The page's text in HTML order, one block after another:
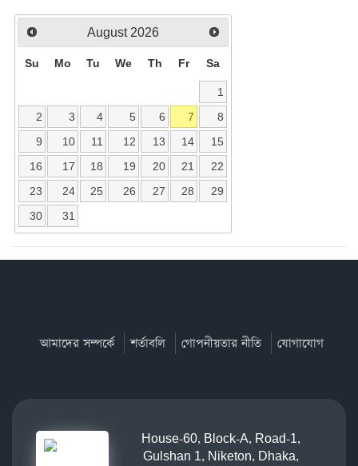
August 2026
Su Mo Tu We Th Fr Sa
1
2
3 4 5 6 7
8
9
10 11 12 13 14
15
16
17 18 19 20 21
22
23
24 25 26 27 28
29
30
31
আমাদের সম্পর্কে শর্তাবলি গোপনীয়তার নীতি যোগাযোগ
House-60, Block-A, Road-1,
Gulshan 1, Niketon, Dhaka,